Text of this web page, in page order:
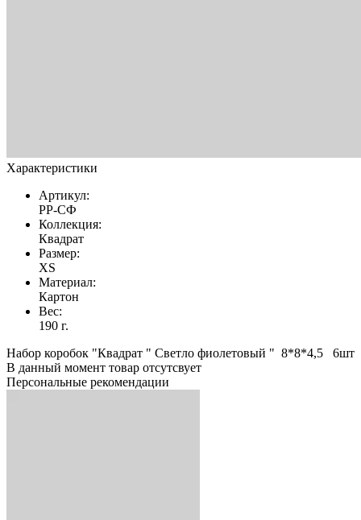
Характеристики
Артикул:
РР-СФ
Коллекция:
Квадрат
Размер:
XS
Материал:
Картон
Вес:
190 г.
Набор коробок "Квадрат " Светло фиолетовый " 8*8*4,5 6шт
В данный момент товар отсутсвует
Персональные рекомендации